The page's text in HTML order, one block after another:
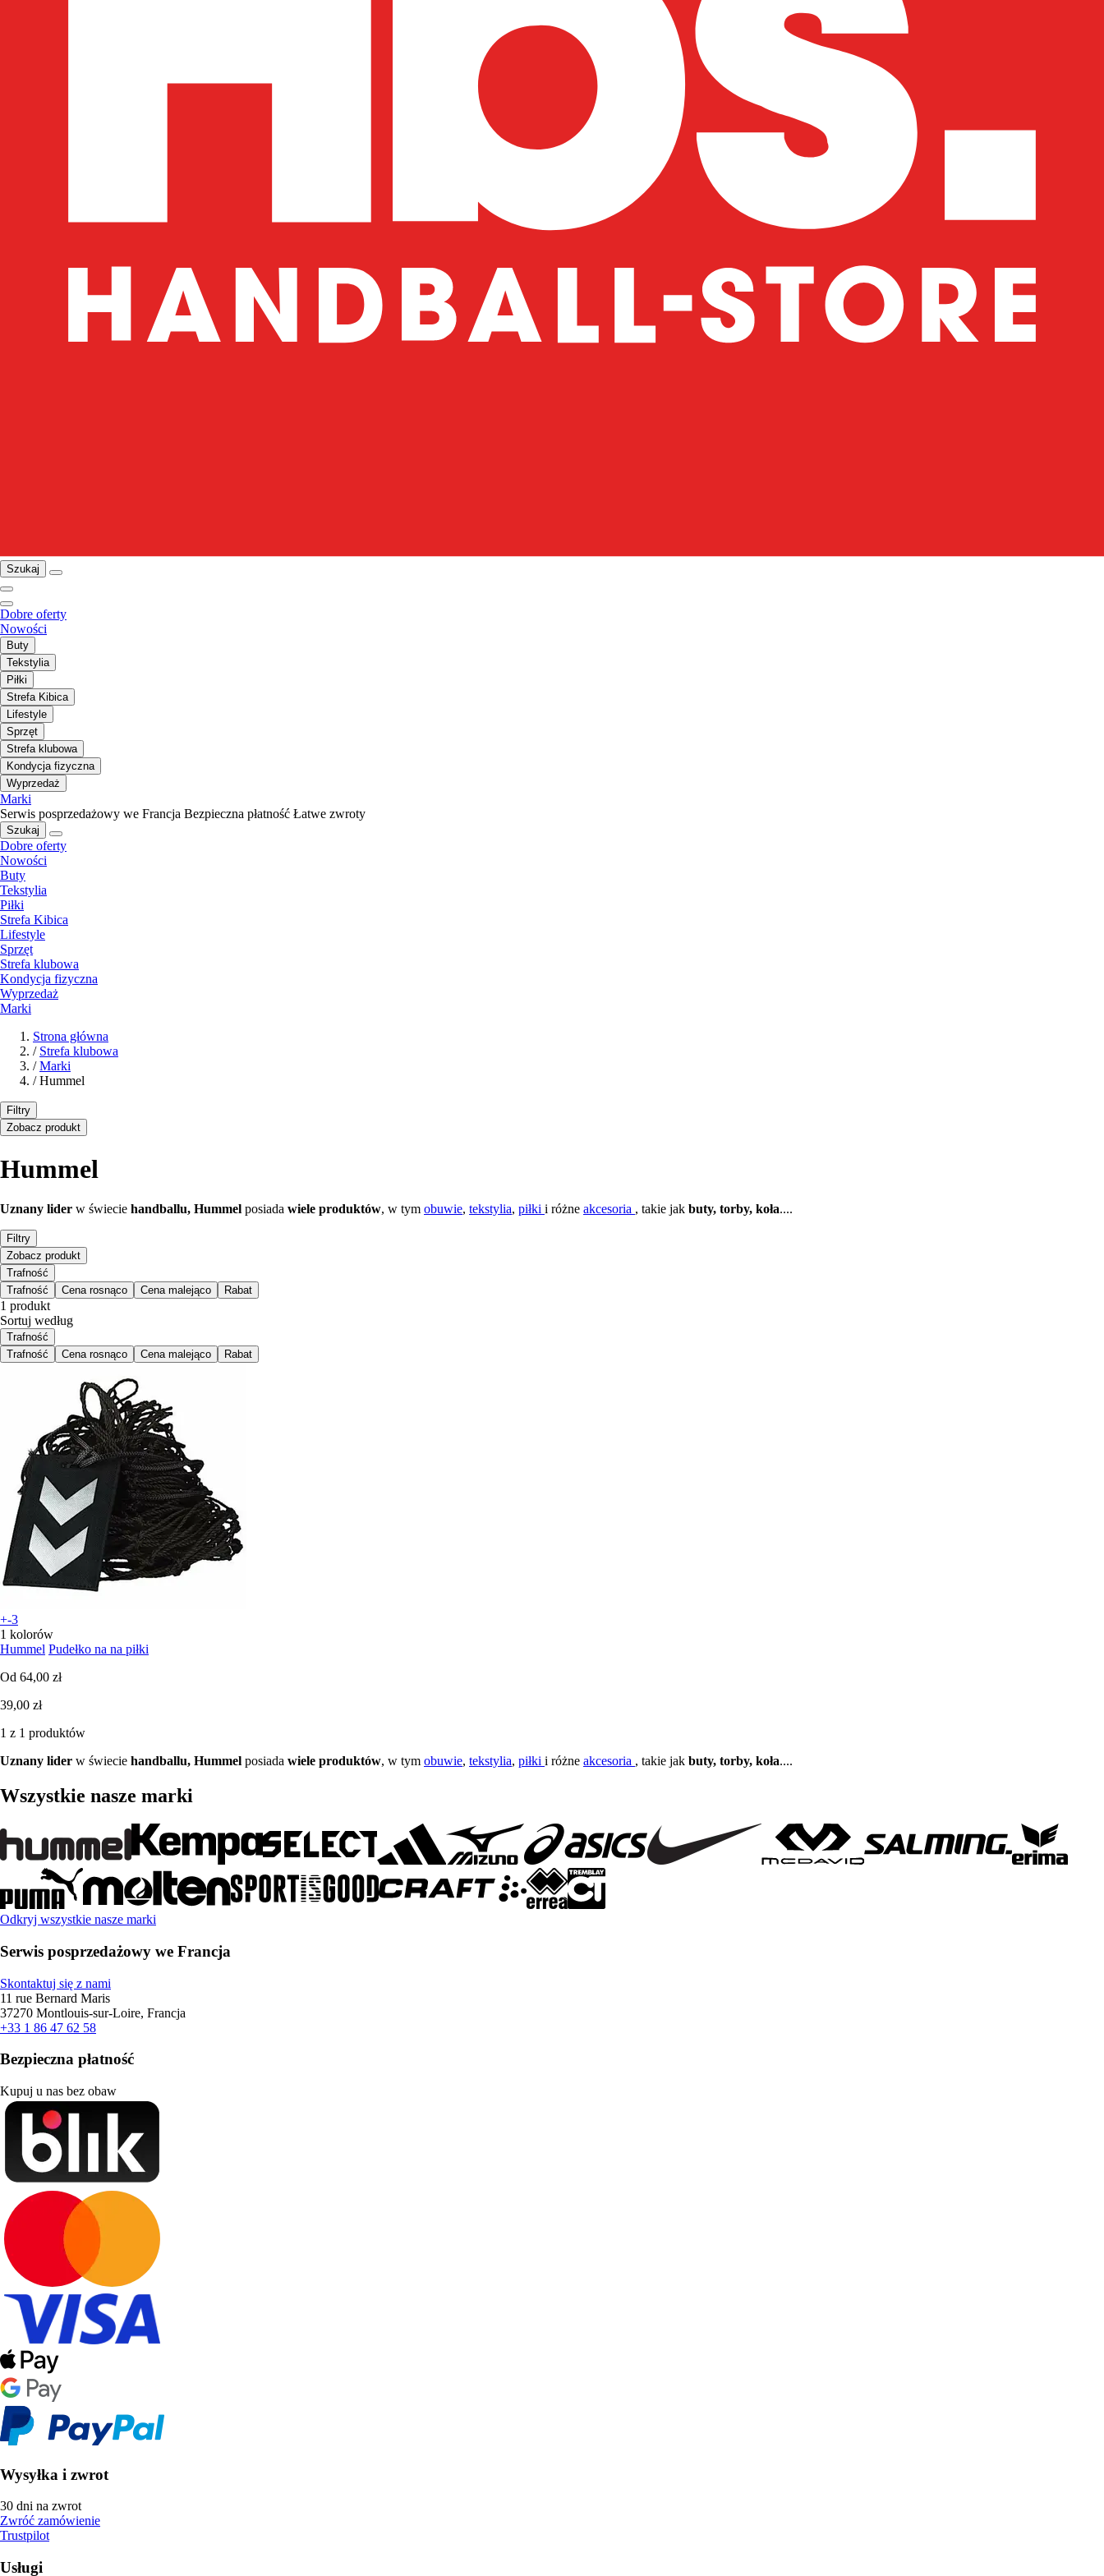
Szukaj
Dobre oferty
Nowości
Buty
Tekstylia
Piłki
Strefa Kibica
Lifestyle
Sprzęt
Strefa klubowa
Kondycja fizyczna
Wyprzedaż
Marki
Serwis posprzedażowy we Francja Bezpieczna płatność Łatwe zwroty
Szukaj
Dobre oferty
Nowości
Buty
Tekstylia
Piłki
Strefa Kibica
Lifestyle
Sprzęt
Strefa klubowa
Kondycja fizyczna
Wyprzedaż
Marki
Strona główna
/ Strefa klubowa
/ Marki
/ Hummel
Filtry
Zobacz produkt
Hummel
Uznany lider w świecie handballu, Hummel posiada wiele produktów, w tym obuwie, tekstylia, piłki i różne akcesoria , takie jak buty, torby, koła....
Filtry
Zobacz produkt
Trafność
Trafność
Cena rosnąco Cena malejąco Rabat
1 produkt
Sortuj według
Trafność
Trafność
Cena rosnąco Cena malejąco Rabat
+-3
1 kolorów
Hummel Pudełko na na piłki
Od 64,00 zł
39,00 zł
1 z 1 produktów
Uznany lider w świecie handballu, Hummel posiada wiele produktów, w tym obuwie, tekstylia, piłki i różne akcesoria , takie jak buty, torby, koła....
Wszystkie nasze marki
Odkryj wszystkie nasze marki
Serwis posprzedażowy we Francja
Skontaktuj się z nami
11 rue Bernard Maris
37270 Montlouis-sur-Loire, Francja
+33 1 86 47 62 58
Bezpieczna płatność
Kupuj u nas bez obaw
Wysyłka i zwrot
30 dni na zwrot
Zwróć zamówienie
Trustpilot
Usługi